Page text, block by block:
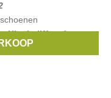
,Hinchcliff and sons,